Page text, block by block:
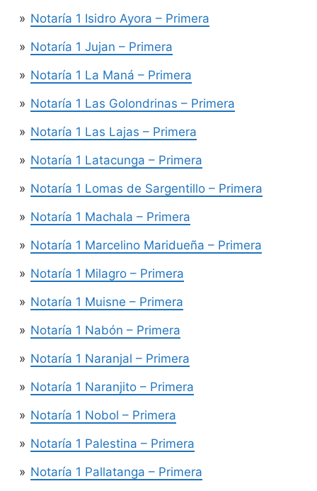
Notaría 1 Isidro Ayora – Primera
Notaría 1 Jujan – Primera
Notaría 1 La Maná – Primera
Notaría 1 Las Golondrinas – Primera
Notaría 1 Las Lajas – Primera
Notaría 1 Latacunga – Primera
Notaría 1 Lomas de Sargentillo – Primera
Notaría 1 Machala – Primera
Notaría 1 Marcelino Maridueña – Primera
Notaría 1 Milagro – Primera
Notaría 1 Muisne – Primera
Notaría 1 Nabón – Primera
Notaría 1 Naranjal – Primera
Notaría 1 Naranjito – Primera
Notaría 1 Nobol – Primera
Notaría 1 Palestina – Primera
Notaría 1 Pallatanga – Primera